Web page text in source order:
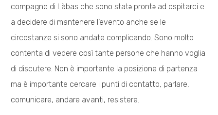
compagne di Làbas che sono statə prontə ad ospitarci e
a decidere di mantenere l’evento anche se le
circostanze si sono andate complicando. Sono molto
contenta di vedere così tante persone che hanno voglia
di discutere. Non è importante la posizione di partenza
ma è importante cercare i punti di contatto, parlare,
comunicare, andare avanti, resistere.